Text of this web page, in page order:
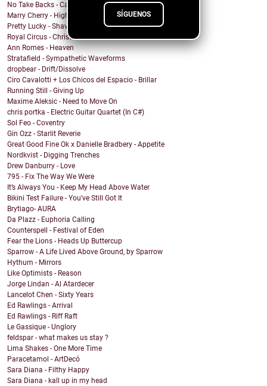
SÍGUENOS
No Take Backs - Caught Up
Marry Cherry - High All Night
Pretty Lucky - Shave Or Sheep
Royal Circus - Christmas in blue
Ann Romes - Heaven
Stratafield - Sympathetic Waveforms
dropbear - Drift/Dissolve
Ciro Cavalotti + Los Chicos del Espacio - Brillar
Running Still - Giving Up
Maxime Aleksic - Need to Move On
chris portka - Electric Guitar Quartet (In C#)
Sol Feo - Coventry
Gin Ozz - Starlit Reverie
Great Good Fine Ok x Danielle Bradbery - Appetite
Nordkvist - Digging Trenches
Drew Danburry - Love
795 - Fix The Way We Were
It’s Always You - Keep My Head Above Water
Bikini Test Failure - You've Still Got It
Brytiago- AURA
Da Plazz - Euphoria Calling
Counterspell - Festival of Eden
Fear the Lions - Heads Up Buttercup
Sparrow - A Life Lived Above Ground, by Sparrow
Hythum - Mirrors
Like Optimists - Reason
Jorge Lindan - Al Atardecer
Lancelot Chen - Sixty Years
Ed Rawlings - Arrival
Ed Rawlings - Riff Raft
Le Gassique - Unglory
feldspar - what makes us stay ?
Lima Shakes - One More Time
Paracetamol - ArtDecó
Sara Diana - Filthy Happy
Sara Diana - kall up in my head